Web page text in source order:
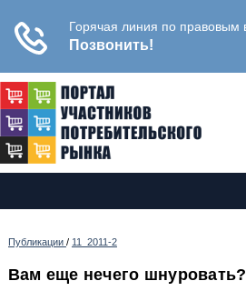
Публикации / 11_2011-2
Вам еще нечего шнуровать?